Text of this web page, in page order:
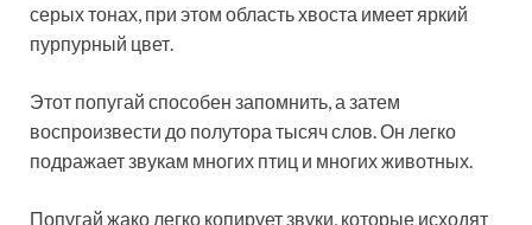
серых тонах, при этом область хвоста имеет яркий
пурпурный цвет.
Этот попугай способен запомнить, а затем
воспроизвести до полутора тысяч слов. Он легко
подражает звукам многих птиц и многих животных.
Попугай жако легко копирует звуки, которые исходят